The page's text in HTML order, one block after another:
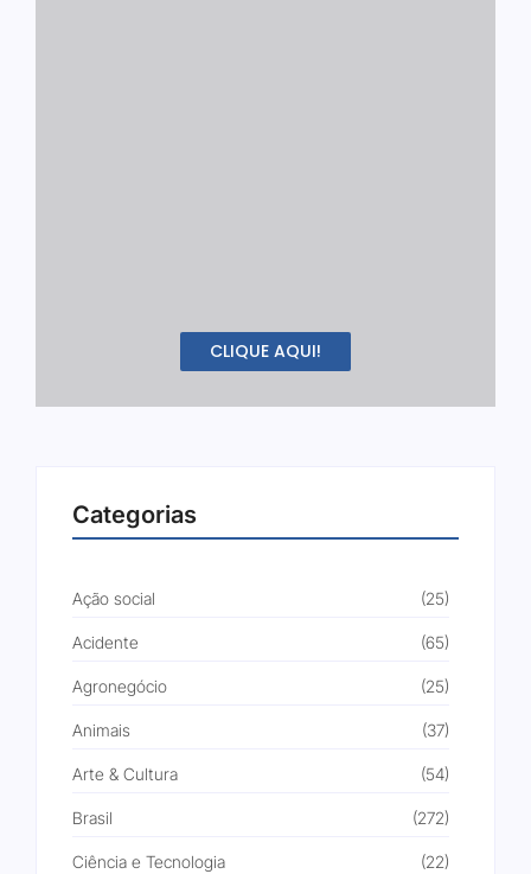
CLIQUE AQUI!
Categorias
Ação social (25)
Acidente (65)
Agronegócio (25)
Animais (37)
Arte & Cultura (54)
Brasil (272)
Ciência e Tecnologia (22)